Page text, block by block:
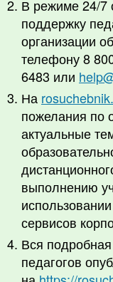
В режиме 24/7
поддержку
организации
телефону 8
6483 или
На
пожелания по
актуальные
выполнению
сервисов
Вся
педагогов